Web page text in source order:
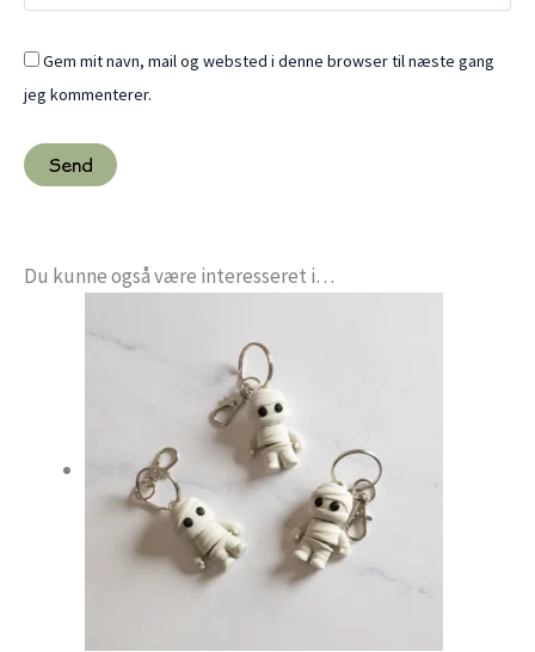
Gem mit navn, mail og websted i denne browser til næste gang
jeg kommenterer.
Du kunne også være interesseret i…